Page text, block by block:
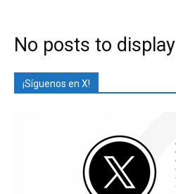
No posts to display
¡Síguenos en X!